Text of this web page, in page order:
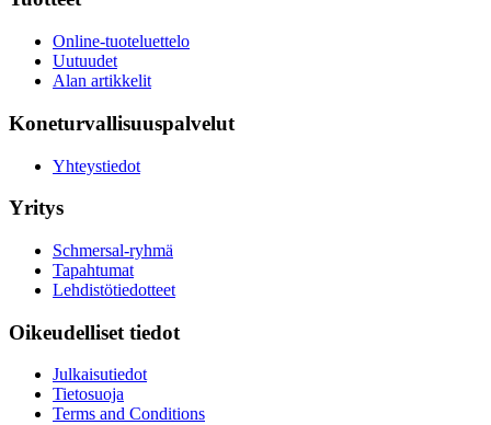
Online-tuoteluettelo
Uutuudet
Alan artikkelit
Koneturvallisuuspalvelut
Yhteystiedot
Yritys
Schmersal-ryhmä
Tapahtumat
Lehdistötiedotteet
Oikeudelliset tiedot
Julkaisutiedot
Tietosuoja
Terms and Conditions